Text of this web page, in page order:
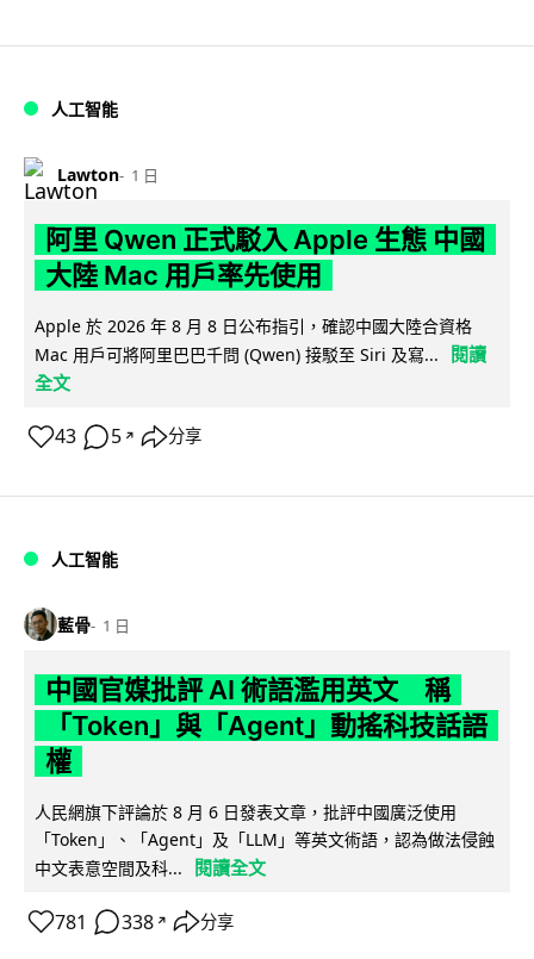
人工智能
Lawton 1 日
阿里 Qwen 正式駁入 Apple 生態 中國
大陸 Mac 用戶率先使用
Apple 於 2026 年 8 月 8 日公布指引，確認中國大陸合資格
Mac 用戶可將阿里巴巴千問 (Qwen) 接駁至 Siri 及寫...
閱讀
全文
43 5 ↗ 分享
人工智能
藍骨 1 日
中國官媒批評 AI 術語濫用英文 稱
「Token」與「Agent」動搖科技話語
權
人民網旗下評論於 8 月 6 日發表文章，批評中國廣泛使用
「Token」、「Agent」及「LLM」等英文術語，認為做法侵蝕
中文表意空間及科...
閱讀全文
781 338 ↗ 分享